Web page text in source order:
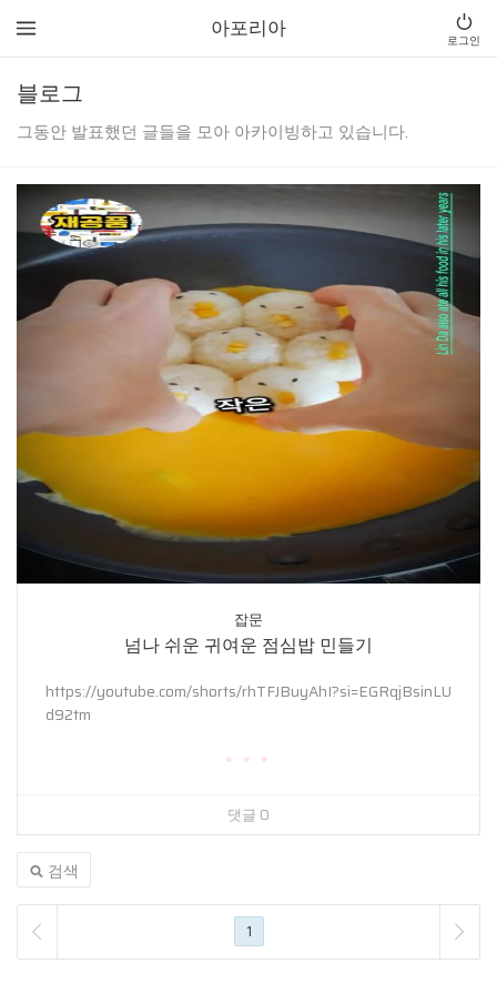
아포리아 로그인
블로그
그동안 발표했던 글들을 모아 아카이빙하고 있습니다.
잡문
넘나 쉬운 귀여운 점심밥 민들기
https://youtube.com/shorts/rhTFJBuyAhI?si=EGRqjBsinLU
d92tm
● ● ●
댓글 0
검색
1